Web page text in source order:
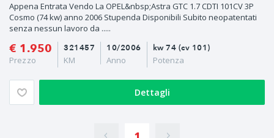
Appena Entrata Vendo La OPEL&nbsp;Astra GTC 1.7 CDTI 101CV 3P
Cosmo (74 kw) anno 2006 Stupenda Disponibili Subito neopatentati
senza nessun lavoro da .....
€ 1.950
Prezzo
10/2006
Anno
321457
KM
kw 74 (cv 101)
Potenza
Dettagli